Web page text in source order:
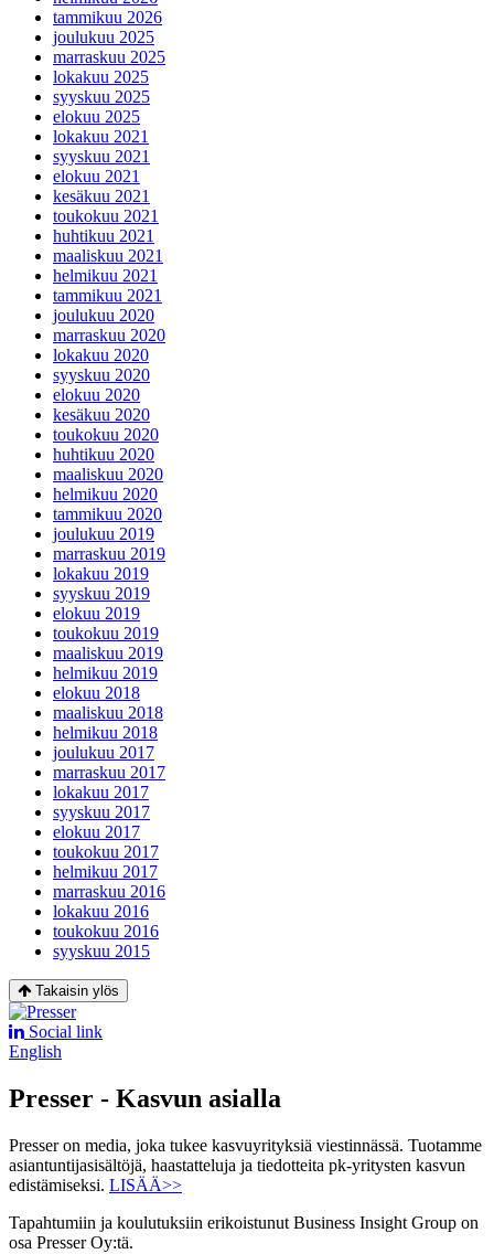
tammikuu 2026
joulukuu 2025
marraskuu 2025
lokakuu 2025
syyskuu 2025
elokuu 2025
lokakuu 2021
syyskuu 2021
elokuu 2021
kesäkuu 2021
toukokuu 2021
huhtikuu 2021
maaliskuu 2021
helmikuu 2021
tammikuu 2021
joulukuu 2020
marraskuu 2020
lokakuu 2020
syyskuu 2020
elokuu 2020
kesäkuu 2020
toukokuu 2020
huhtikuu 2020
maaliskuu 2020
helmikuu 2020
tammikuu 2020
joulukuu 2019
marraskuu 2019
lokakuu 2019
syyskuu 2019
elokuu 2019
toukokuu 2019
maaliskuu 2019
helmikuu 2019
elokuu 2018
maaliskuu 2018
helmikuu 2018
joulukuu 2017
marraskuu 2017
lokakuu 2017
syyskuu 2017
elokuu 2017
toukokuu 2017
helmikuu 2017
marraskuu 2016
lokakuu 2016
toukokuu 2016
syyskuu 2015
Takaisin ylös
Social link
English
Presser - Kasvun asialla
Presser on media, joka tukee kasvuyrityksiä viestinnässä. Tuotamme
asiantuntijasisältöjä, haastatteluja ja tiedotteita pk-yritysten kasvun
edistämiseksi. LISÄÄ>>
Tapahtumiin ja koulutuksiin erikoistunut Business Insight Group on
osa Presser Oy:tä.